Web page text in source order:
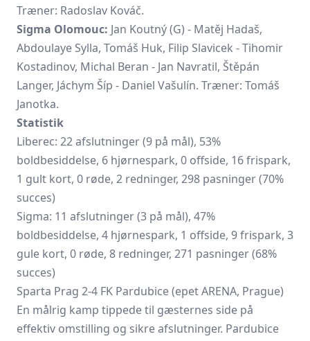
Træner: Radoslav Kováč.
Sigma Olomouc: Jan Koutný (G) - Matěj Hadaš,
Abdoulaye Sylla, Tomáš Huk, Filip Slavicek - Tihomir
Kostadinov, Michal Beran - Jan Navratil, Štěpán
Langer, Jáchym Šíp - Daniel Vašulín. Træner: Tomáš
Janotka.
Statistik
Liberec: 22 afslutninger (9 på mål), 53%
boldbesiddelse, 6 hjørnespark, 0 offside, 16 frispark,
1 gult kort, 0 røde, 2 redninger, 298 pasninger (70%
succes)
Sigma: 11 afslutninger (3 på mål), 47%
boldbesiddelse, 4 hjørnespark, 1 offside, 9 frispark, 3
gule kort, 0 røde, 8 redninger, 271 pasninger (68%
succes)
Sparta Prag 2-4 FK Pardubice (epet ARENA, Prague)
En målrig kamp tippede til gæsternes side på
effektiv omstilling og sikre afslutninger. Pardubice